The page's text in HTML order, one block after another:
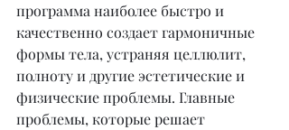
программа наиболее быстро и
качественно создает гармоничные
формы тела, устраняя целлюлит,
полноту и другие эстетические и
физические проблемы. Главные
проблемы, которые решает